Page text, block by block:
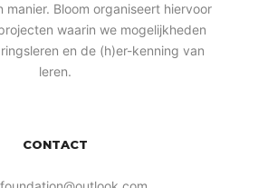
manier. Bloom organiseert hiervoor
waarin we mogelijkheden
en de (h)er-kenning van
leren.
CONTACT